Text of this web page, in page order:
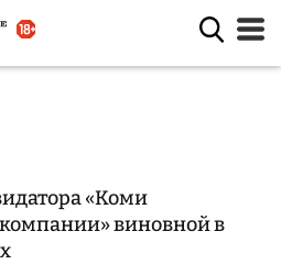
«Коми
виновной в